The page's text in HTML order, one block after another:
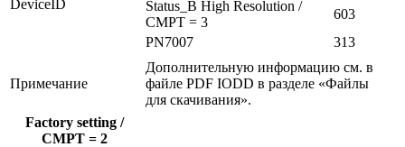
DeviceID
Status_B High Resolution /
CMPT = 3
603
PN7007
313
Примечание
Дополнительную информацию см. в
файле PDF IODD в разделе «Файлы
для скачивания».
Factory setting /
CMPT = 2